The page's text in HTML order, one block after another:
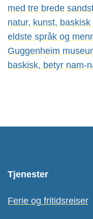
med tre brede
natur, kunst,
eldste språk og
Guggenheim
baskisk, betyr nam-
Tjenester
Ferie og fritidsreiser